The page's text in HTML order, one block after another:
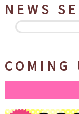
NEWS
COMING